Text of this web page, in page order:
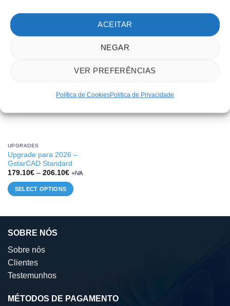
ACEITAR
NEGAR
VER PREFERÊNCIAS
Política de CookiesPolitica de Privacidade
-15%
UPGRADES
Upgrade para 2026 –
GstarCAD Standard
179.10€ – 206.10€Price
179.10€
through
+IVA
SELECT OPTIONS
multiple
The
options
may
chosen
SOBRE NÓS
Sobre nós
Clientes
Testemunhos
MÉTODOS DE PAGAMENTO